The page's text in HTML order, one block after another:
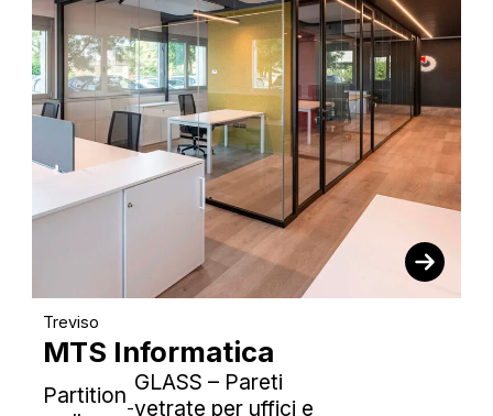
Treviso
MTS Informatica
Partition-
GLASS – Pareti
vetrate per uffici e